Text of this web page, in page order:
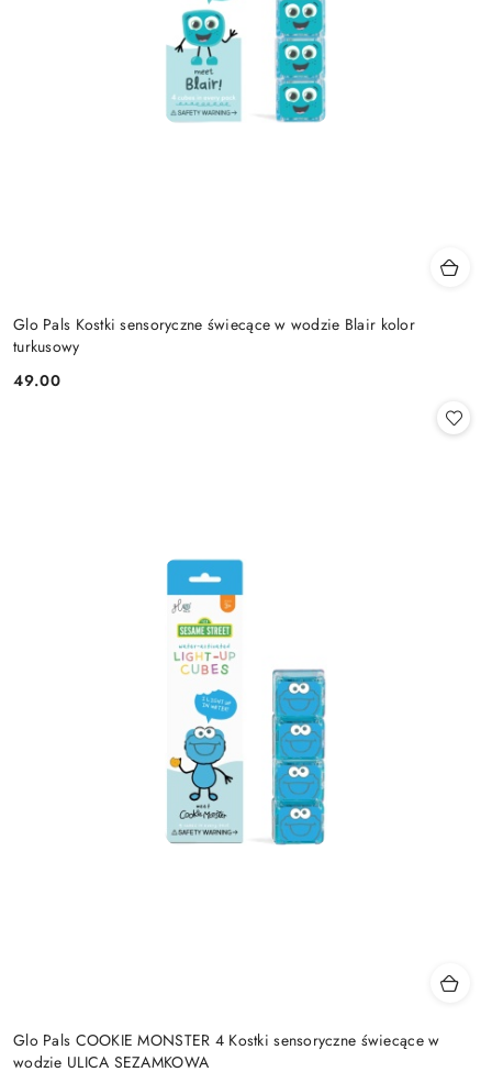
Glo Pals Kostki sensoryczne świecące w wodzie Blair kolor
turkusowy
Cena:
49.00
Glo Pals COOKIE MONSTER 4 Kostki sensoryczne świecące w
wodzie ULICA SEZAMKOWA